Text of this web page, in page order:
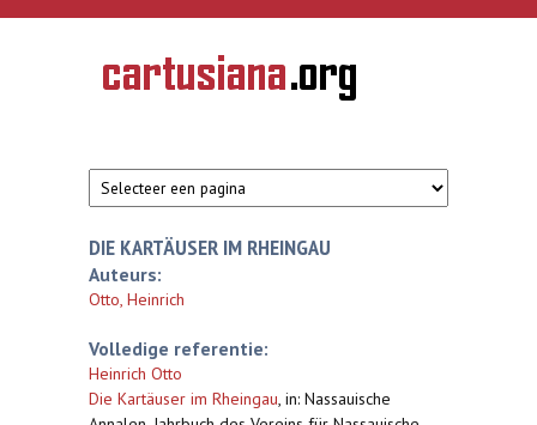
Overslaan en naar de inhoud gaan
CARTUSIANA
Geschiedenis
van de
DIE KARTÄUSER IM RHEINGAU
Auteurs:
Otto, Heinrich
Volledige referentie:
Heinrich Otto
Die Kartäuser im Rheingau, in: Nassauische